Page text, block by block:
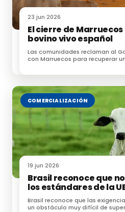
gradualmente a lo largo de 7
entrada.
Te puede interesar: Acuerdo
Nueva Zelanda
23 jun 2026
El cierre de
bovino vivo español
Las comunidades reclaman al
con Marruecos para recuperar
COMERCIALIZACIÓN
19 jun 2026
Brasil reconoce que
los estándares de la
Brasil reconoce que las
un obstáculo muy difícil de